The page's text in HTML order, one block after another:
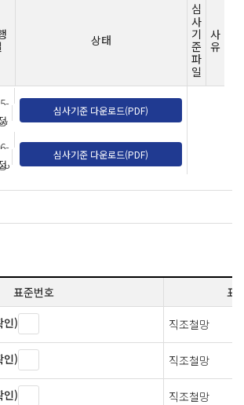
상태
심
사
기
준
파
일
사
유
심사기준 다운로드(PDF)
심사기준 다운로드(PDF)
표준번호
표
인)
직조철망
인) 직조철망
인) 직조철망